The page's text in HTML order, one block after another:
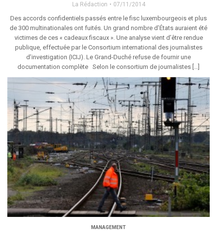
La Rédaction 07/11/2014
Des accords confidentiels passés entre le fisc luxembourgeois et plus
de 300 multinationales ont fuités. Un grand nombre d’États auraient été
victimes de ces « cadeaux fiscaux ». Une analyse vient d’être rendue
publique, effectuée par le Consortium international des journalistes
d’investigation (ICIJ). Le Grand-Duché refuse de fournir une
documentation complète Selon le consortium de journalistes […]
MANAGEMENT